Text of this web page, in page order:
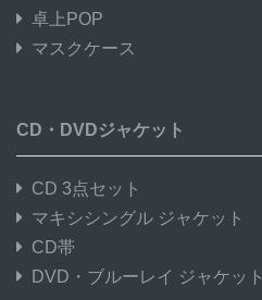
卓上POP
マスクケース
CD・DVDジャケット
CD 3点セット
マキシシングル ジャケット
CD帯
DVD・ブルーレイ ジャケット